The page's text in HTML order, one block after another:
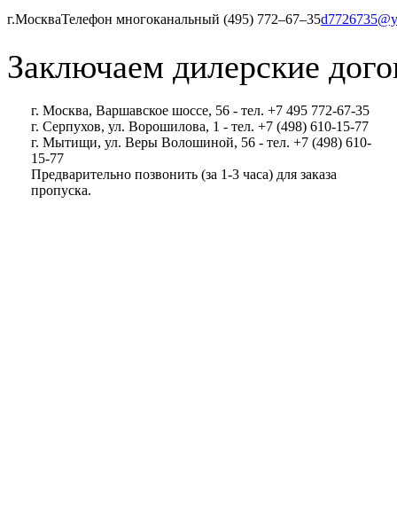
г.МоскваТелефон многоканальный (495) 772‒67‒35
Заключаем дилерские
г. Москва, Варшавское шоссе, 56 - тел. +7 495 772-67-35
г. Серпухов, ул. Ворошилова, 1 - тел. +7 (498) 610-15-77
г. Мытищи, ул. Веры Волошиной, 56 - тел. +7 (498) 610-
15-77
Предварительно позвонить (за 1-3 часа) для заказа
пропуска.